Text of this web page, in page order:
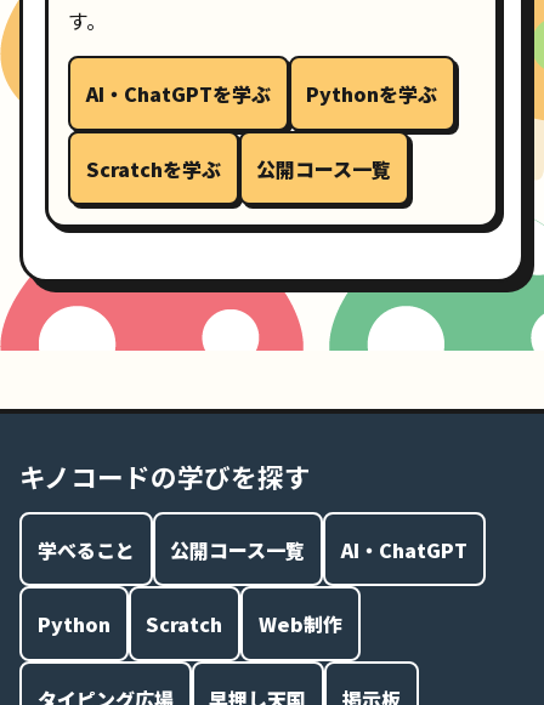
す。
AI・ChatGPTを学ぶ Pythonを学ぶ
Scratchを学ぶ 公開コース一覧
キノコードの学びを探す
学べること 公開コース一覧 AI・ChatGPT
Python Scratch Web制作
タイピング広場 早押し天国 掲示板